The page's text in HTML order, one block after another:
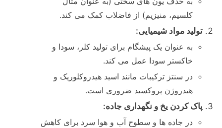
تماس با ما
اخبار
همه موارد
پرسولفات ها
کلسیم، منیزیم) از فاضلاب کمک می کند.
تولید مواد شیمیایی:
به عنوان یک پیشگام برای تولید کلر، سودا و
خاکستر سودا عمل می کند.
در سنتز ترکیبات مانند اسید هیدروکلوریک و
هیدروژن پروکسید ضروری است.
پاک کردن یخ و نگهداری جاده:
در جاده ها و سطوح آب و هوا سرد برای کاهش